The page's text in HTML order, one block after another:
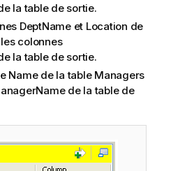
la table de sortie.
DeptName et Location de
colonnes
la table de sortie.
Name de la table Managers
de la table de